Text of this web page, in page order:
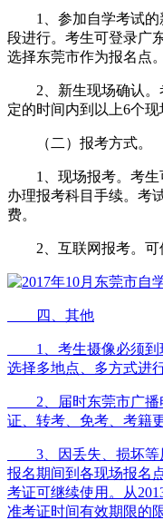
1、参加自学考试的
段进行。考生可登录广
选择东莞市作为报名点
2、新生现场确认。
定的时间内到以上6个
（二）报考方式。
1、现场报考。考生
办理报考科目手续。考
费。
2、互联网报考。可
四、其他
1、考生摄像必须到
选择多地点、多方式进行
2、届时东莞市广播
证、转考、免考、考籍
3、因丢失、损坏等
报名期间到各现场报名
考证可继续使用。从
准考证时间有效期限的限